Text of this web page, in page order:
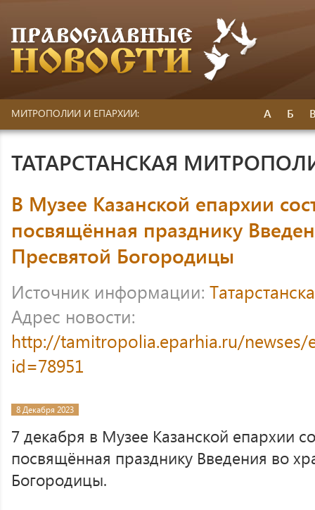
МИТРОПОЛИИ И ЕПАРХИИ: А Б
ТАТАРСТАНСКАЯ
В Музее Казанской епархии
посвящённая празднику
Пресвятой Богородицы
Источник информации:
Адрес новости:
http://tamitropolia.eparhia.ru/newses/
id=78951
8 Декабря 2023
7 декабря в Музее Казанской епархии
посвящённая празднику Введения во
Богородицы.